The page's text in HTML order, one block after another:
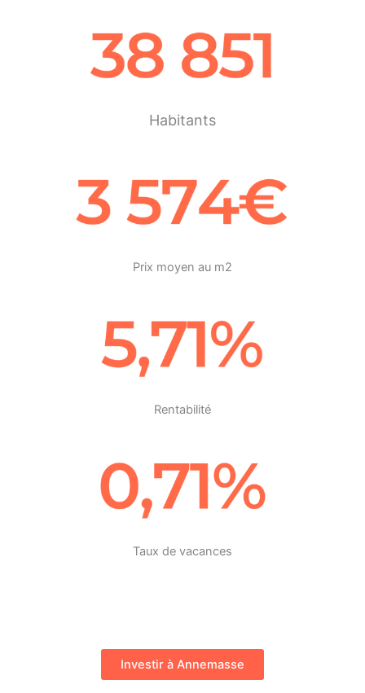
Habitants
Prix moyen au m2
Rentabilité
Taux de vacances
Investir à Annemasse